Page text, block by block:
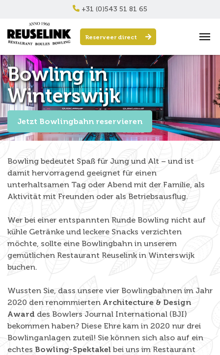
+31 (0)543 51 81 65
Reserveer direct
Bowling in
Winterswijk
Jetzt Bowlingbahn reservieren
Bowling bedeutet Spaß für Jung und Alt – und ist
damit hervorragend geeignet für einen
unterhaltsamen Tag oder Abend mit der Familie, als
Aktivität mit Freunden oder als Betriebsausflug.
Wer bei einer entspannten Runde Bowling nicht auf
kühle Getränke und leckere Snacks verzichten
möchte, sollte eine Bowlingbahn in unserem
gemütlichen Restaurant Reuselink in Winterswijk
buchen.
Wussten Sie, dass unsere vier Bowlingbahnen im Jahr
2020 den renommierten Architecture & Design
Award des Bowlers Journal International (BJI)
bekommen haben? Diese Ehre kam in 2020 nur drei
Bowlinganlagen zuteil! Sie können sich also auf ein
echtes Bowling-Spektakel bei uns im Restaurant